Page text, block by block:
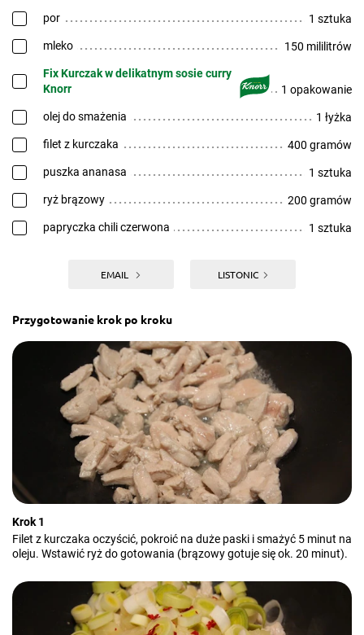
por 1 sztuka
mleko 150 mililitrów
Fix Kurczak w delikatnym sosie curry
Knorr
1 opakowanie
olej do smażenia 1 łyżka
filet z kurczaka 400 gramów
puszka ananasa 1 sztuka
ryż brązowy 200 gramów
papryczka chili czerwona 1 sztuka
EMAIL LISTONIC
Przygotowanie krok po kroku
Krok 1
Filet z kurczaka oczyścić, pokroić na duże paski i smażyć 5 minut na
oleju. Wstawić ryż do gotowania (brązowy gotuje się ok. 20 minut).